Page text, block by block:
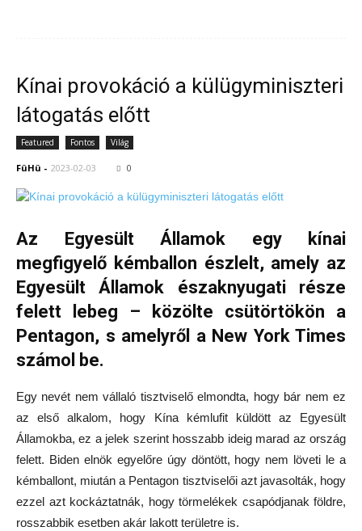
Kínai provokáció a külügyminiszteri
látogatás előtt
Featured Fontos Világ
FüHü - 2023-02-03 0
Az Egyesült Államok egy kínai
megfigyelő kémballon észlelt, amely az
Egyesült Államok északnyugati része
felett lebeg – közölte csütörtökön a
Pentagon, s amelyről a New York Times
számol be.
Egy nevét nem vállaló tisztviselő elmondta, hogy bár nem ez
az első alkalom, hogy Kína kémlufit küldött az Egyesült
Államokba, ez a jelek szerint hosszabb ideig marad az ország
felett. Biden elnök egyelőre úgy döntött, hogy nem löveti le a
kémballont, miután a Pentagon tisztviselői azt javasolták, hogy
ezzel azt kockáztatnák, hogy törmelékek csapódjanak földre,
rosszabbik esetben akár lakott területre is.